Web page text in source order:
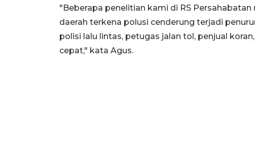
"Beberapa penelitian kami di RS
daerah terkena polusi cenderung terjadi
polisi lalu lintas, petugas jalan tol, penjual
cepat," kata Agus.